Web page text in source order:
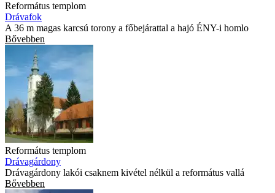
Református templom
Drávafok
A 36 m magas karcsú torony a főbejárattal a hajó ÉNY-i homlo
Bővebben
Református templom
Drávagárdony
Drávagárdony lakói csaknem kivétel nélkül a református vallá
Bővebben